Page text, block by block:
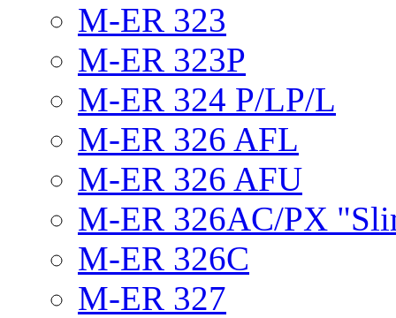
M-ER 323
M-ER 323P
M-ER 324 P/LP/L
M-ER 326 AFL
M-ER 326 AFU
M-ER 326AC/PX
M-ER 326C
M-ER 327